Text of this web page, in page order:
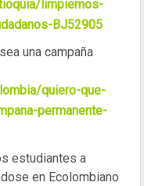
limpiemos-
BJ52905
una campaña
quiero-que-
permanente-
estudiantes a
en Ecolombiano